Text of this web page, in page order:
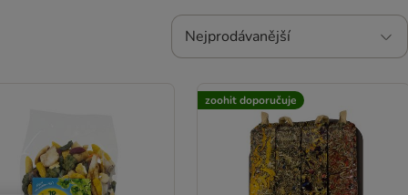
Nejprodávanější
zoohit doporučuje